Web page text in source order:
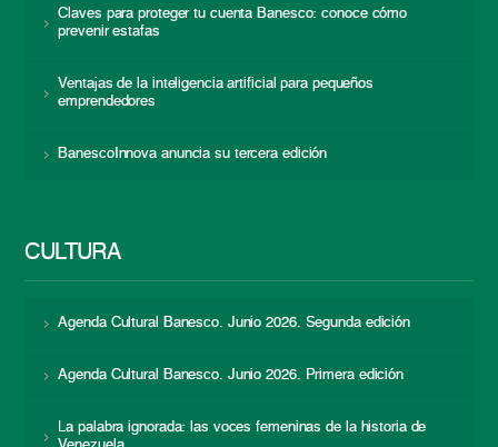
Claves para proteger tu cuenta Banesco: conoce cómo
prevenir estafas
Ventajas de la inteligencia artificial para pequeños
emprendedores
BanescoInnova anuncia su tercera edición
CULTURA
Agenda Cultural Banesco. Junio 2026. Segunda edición
Agenda Cultural Banesco. Junio 2026. Primera edición
La palabra ignorada: las voces femeninas de la historia de